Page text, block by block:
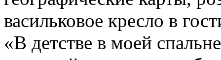
васильковое кресло в
«В детстве в моей